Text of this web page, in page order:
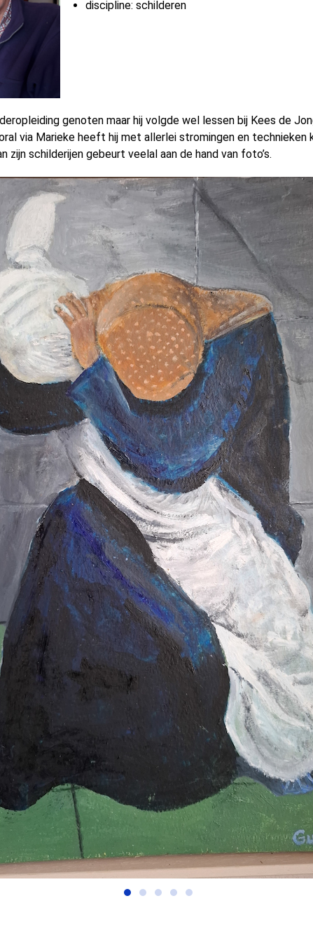
discipline: schilderen
genoten maar hij volgde wel lessen bij Kees de
via Marieke heeft hij met allerlei stromingen en technieken
zijn schilderijen gebeurt veelal aan de hand van foto’s.